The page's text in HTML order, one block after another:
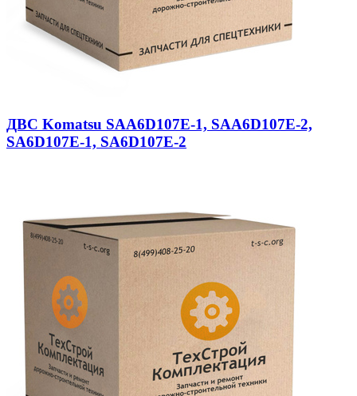
ДВС Komatsu SAA6D107E-1, SAA6D107E-2,
SA6D107E-1, SA6D107E-2